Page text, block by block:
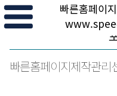
빠른홈페이
빠른홈페이지제작관리